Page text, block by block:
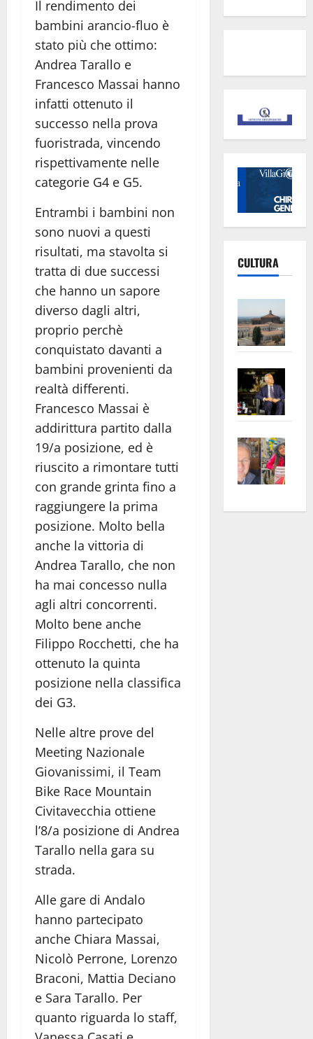
Il rendimento dei
bambini arancio-fluo è
stato più che ottimo:
Andrea Tarallo e
Francesco Massai hanno
infatti ottenuto il
successo nella prova
fuoristrada, vincendo
rispettivamente nelle
categorie G4 e G5.
Entrambi i bambini non
sono nuovi a questi
risultati, ma stavolta si
tratta di due successi
che hanno un sapore
diverso dagli altri,
proprio perchè
conquistato davanti a
bambini provenienti da
realtà differenti.
Francesco Massai è
addirittura partito dalla
19/a posizione, ed è
riuscito a rimontare tutti
con grande grinta fino a
raggiungere la prima
posizione. Molto bella
anche la vittoria di
Andrea Tarallo, che non
ha mai concesso nulla
agli altri concorrenti.
Molto bene anche
Filippo Rocchetti, che ha
ottenuto la quinta
posizione nella classifica
dei G3.
Nelle altre prove del
Meeting Nazionale
Giovanissimi, il Team
Bike Race Mountain
Civitavecchia ottiene
l’8/a posizione di Andrea
Tarallo nella gara su
strada.
Alle gare di Andalo
hanno partecipato
anche Chiara Massai,
Nicolò Perrone, Lorenzo
Braconi, Mattia Deciano
e Sara Tarallo. Per
quanto riguarda lo staff,
CULTURA
euro
apre